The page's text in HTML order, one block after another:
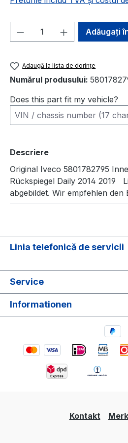
Cantitate produs:
Adăugați
Adaugă la lista de dorințe
Numărul produsului:
Does this part fit my vehicle?
Descriere
Original Iveco 5801782795
Rückspiegel Daily 2014 2019
abgebildet. Wir empfehlen den
Linia telefonică de servicii
Service
Informationen
Kontakt